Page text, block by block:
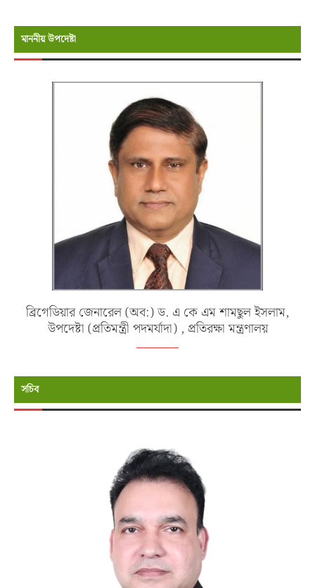
মাননীয় উপদেষ্টা
ব্রিগেডিয়ার জেনারেল (অব:) ড. এ কে এম শামছুল ইসলাম,
উপদেষ্টা (প্রতিমন্ত্রী পদমর্যাদা) , প্রতিরক্ষা মন্ত্রণালয়
সচিব